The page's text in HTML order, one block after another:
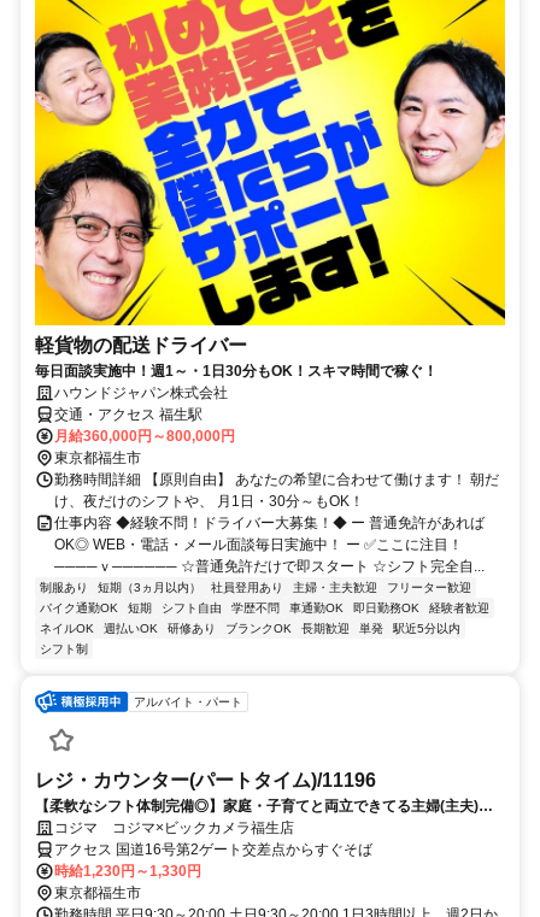
軽貨物の配送ドライバー
毎日面談実施中！週1～・1日30分もOK！スキマ時間で稼ぐ！
ハウンドジャパン株式会社
交通・アクセス 福生駅
月給360,000円～800,000円
東京都福生市
勤務時間詳細 【原則自由】 あなたの希望に合わせて働けます！ 朝だ
け、夜だけのシフトや、 月1日・30分～もOK！
仕事内容 ◆経験不問！ドライバー大募集！◆ ー 普通免許があれば
OK◎ WEB・電話・メール面談毎日実施中！ ー ✅ここに注目！
────ｖ────── ☆普通免許だけで即スタート ☆シフト完全自...
制服あり 短期（3ヵ月以内） 社員登用あり 主婦・主夫歓迎
フリーター歓迎
バイク通勤OK
短期 シフト自由 学歴不問 車通勤OK 即日勤務OK
経験者歓迎
ネイルOK
週払いOK 研修あり ブランクOK 長期歓迎 単発
駅近5分以内
シフト制
アルバイト・パート
レジ・カウンター(パートタイム)/11196
【柔軟なシフト体制完備◎】家庭・子育てと両立できてる主婦(主夫)の
方活躍中！働きやすい職場環境♪
コジマ コジマ×ビックカメラ福生店
アクセス 国道16号第2ゲート交差点からすぐそば
時給1,230円～1,330円
東京都福生市